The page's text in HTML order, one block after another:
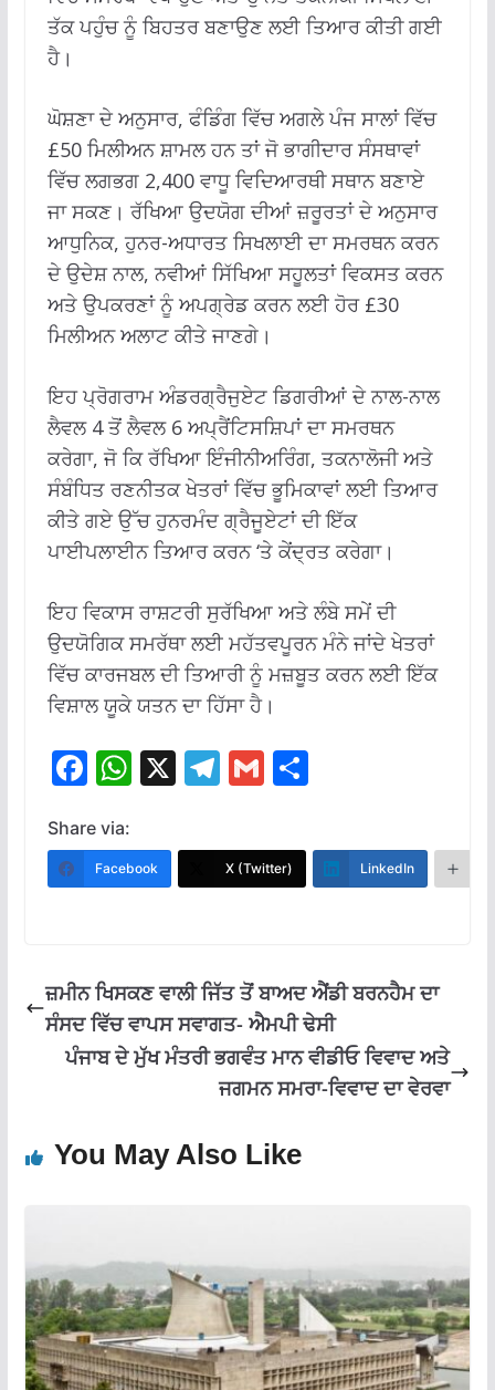
ਤੱਕ ਪਹੁੰਚ ਨੂੰ ਬਿਹਤਰ ਬਣਾਉਣ ਲਈ ਤਿਆਰ ਕੀਤੀ ਗਈ
ਹੈ।
ਘੋਸ਼ਣਾ ਦੇ ਅਨੁਸਾਰ, ਫੰਡਿੰਗ ਵਿੱਚ ਅਗਲੇ ਪੰਜ ਸਾਲਾਂ ਵਿੱਚ
£50 ਮਿਲੀਅਨ ਸ਼ਾਮਲ ਹਨ ਤਾਂ ਜੋ ਭਾਗੀਦਾਰ ਸੰਸਥਾਵਾਂ
ਵਿੱਚ ਲਗਭਗ 2,400 ਵਾਧੂ ਵਿਦਿਆਰਥੀ ਸਥਾਨ ਬਣਾਏ
ਜਾ ਸਕਣ। ਰੱਖਿਆ ਉਦਯੋਗ ਦੀਆਂ ਜ਼ਰੂਰਤਾਂ ਦੇ ਅਨੁਸਾਰ
ਆਧੁਨਿਕ, ਹੁਨਰ-ਅਧਾਰਤ ਸਿਖਲਾਈ ਦਾ ਸਮਰਥਨ ਕਰਨ
ਦੇ ਉਦੇਸ਼ ਨਾਲ, ਨਵੀਆਂ ਸਿੱਖਿਆ ਸਹੂਲਤਾਂ ਵਿਕਸਤ ਕਰਨ
ਅਤੇ ਉਪਕਰਣਾਂ ਨੂੰ ਅਪਗ੍ਰੇਡ ਕਰਨ ਲਈ ਹੋਰ £30
ਮਿਲੀਅਨ ਅਲਾਟ ਕੀਤੇ ਜਾਣਗੇ।
ਇਹ ਪ੍ਰੋਗਰਾਮ ਅੰਡਰਗ੍ਰੈਜੁਏਟ ਡਿਗਰੀਆਂ ਦੇ ਨਾਲ-ਨਾਲ
ਲੈਵਲ 4 ਤੋਂ ਲੈਵਲ 6 ਅਪ੍ਰੈਂਟਿਸਸ਼ਿਪਾਂ ਦਾ ਸਮਰਥਨ
ਕਰੇਗਾ, ਜੋ ਕਿ ਰੱਖਿਆ ਇੰਜੀਨੀਅਰਿੰਗ, ਤਕਨਾਲੋਜੀ ਅਤੇ
ਸੰਬੰਧਿਤ ਰਣਨੀਤਕ ਖੇਤਰਾਂ ਵਿੱਚ ਭੂਮਿਕਾਵਾਂ ਲਈ ਤਿਆਰ
ਕੀਤੇ ਗਏ ਉੱਚ ਹੁਨਰਮੰਦ ਗ੍ਰੈਜੂਏਟਾਂ ਦੀ ਇੱਕ
ਪਾਈਪਲਾਈਨ ਤਿਆਰ ਕਰਨ ‘ਤੇ ਕੇਂਦ੍ਰਤ ਕਰੇਗਾ।
ਇਹ ਵਿਕਾਸ ਰਾਸ਼ਟਰੀ ਸੁਰੱਖਿਆ ਅਤੇ ਲੰਬੇ ਸਮੇਂ ਦੀ
ਉਦਯੋਗਿਕ ਸਮਰੱਥਾ ਲਈ ਮਹੱਤਵਪੂਰਨ ਮੰਨੇ ਜਾਂਦੇ ਖੇਤਰਾਂ
ਵਿੱਚ ਕਾਰਜਬਲ ਦੀ ਤਿਆਰੀ ਨੂੰ ਮਜ਼ਬੂਤ ​​ਕਰਨ ਲਈ ਇੱਕ
ਵਿਸ਼ਾਲ ਯੂਕੇ ਯਤਨ ਦਾ ਹਿੱਸਾ ਹੈ।
F
e
b
k
W
at
s
p
X T
e
gr
G
ai
l
S
ar
e
Share via:
Facebook X (Twitter) LinkedIn
ਜ਼ਮੀਨ ਖਿਸਕਣ ਵਾਲੀ ਜਿੱਤ ਤੋਂ ਬਾਅਦ ਐਂਡੀ ਬਰਨਹੈਮ ਦਾ
ਸੰਸਦ ਵਿੱਚ ਵਾਪਸ ਸਵਾਗਤ- ਐਮਪੀ ਢੇਸੀ
ਪੰਜਾਬ ਦੇ ਮੁੱਖ ਮੰਤਰੀ ਭਗਵੰਤ ਮਾਨ ਵੀਡੀਓ ਵਿਵਾਦ ਅਤੇ
ਜਗਮਨ ਸਮਰਾ-ਵਿਵਾਦ ਦਾ ਵੇਰਵਾ
You May Also Like